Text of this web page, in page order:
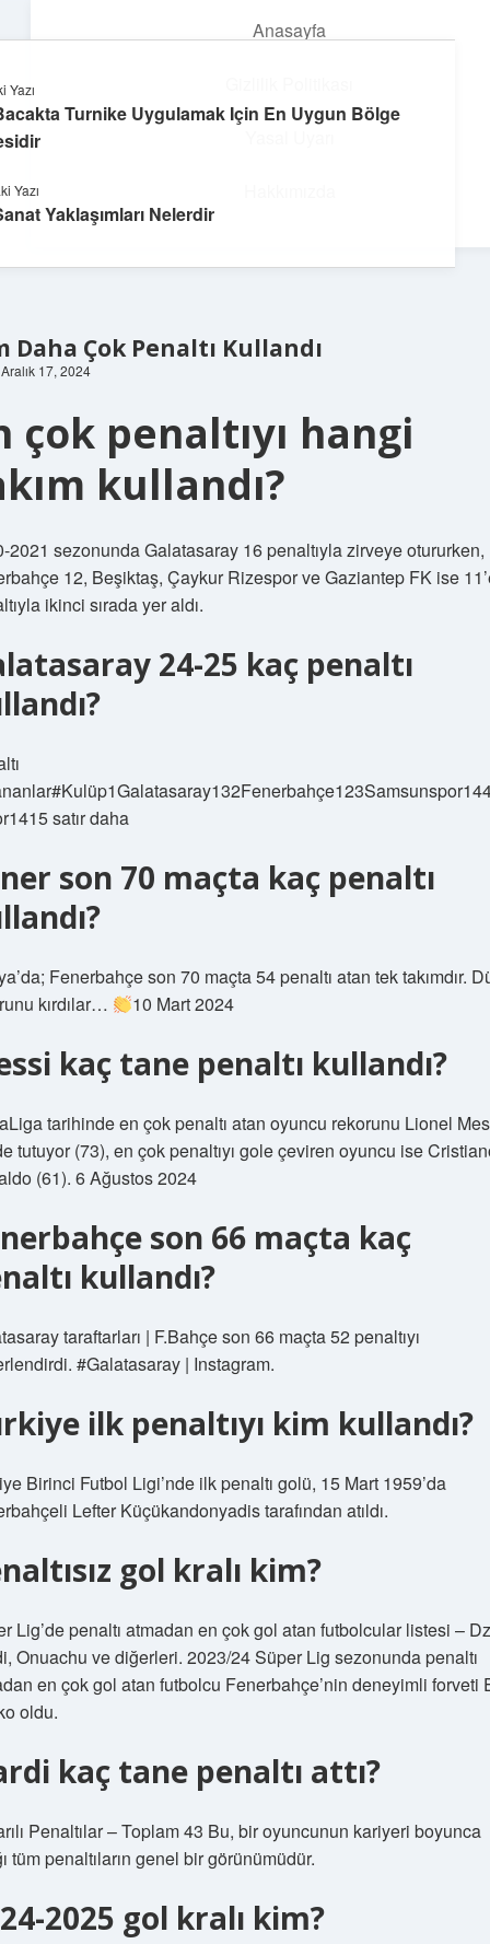
Anasayfa
Parlak Fikir Dünyası
Daha Çok Penaltı Kullandı
17, 2024
çok penaltıyı hangi
kullandı?
2021 sezonunda Galatasaray 16 penaltıyla zirveye otururken,
12, Beşiktaş, Çaykur Rizespor ve Gaziantep FK ise
ikinci sırada yer aldı.
24-25 kaç penaltı
satır daha
son 70 maçta kaç penaltı
Fenerbahçe son 70 maçta 54 penaltı atan tek takımdır.
kırdılar…
10 Mart 2024
kaç tane penaltı kullandı?
tarihinde en çok penaltı atan oyuncu rekorunu Lionel
tutuyor (73), en çok penaltıyı gole çeviren oyuncu ise
(61). 6 Ağustos 2024
son 66 maçta kaç
kullandı?
taraftarları | F.Bahçe son 66 maçta 52 penaltıyı
#Galatasaray | Instagram.
ilk penaltıyı kim kullandı?
Birinci Futbol Ligi’nde ilk penaltı golü, 15 Mart 1959’da
Lefter Küçükandonyadis tarafından atıldı.
gol kralı kim?
Lig’de penaltı atmadan en çok gol atan futbolcular listesi –
Onuachu ve diğerleri. 2023/24 Süper Lig sezonunda penaltı
en çok gol atan futbolcu Fenerbahçe’nin deneyimli forveti
oldu.
kaç tane penaltı attı?
Penaltılar – Toplam 43 Bu, bir oyuncunun kariyeri boyunca
tüm penaltıların genel bir görünümüdür.
2025 gol kralı kim?
Yazı
Turnike Uygulamak Için En Uygun Bölge
Yazı
Yaklaşımları Nelerdir